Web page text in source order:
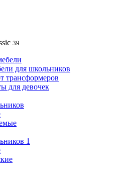
39
для школьников
трансформеров
для девочек
1